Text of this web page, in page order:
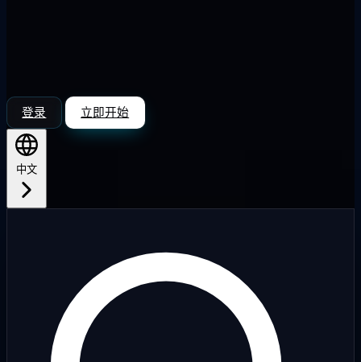
登录 立即开始
中文